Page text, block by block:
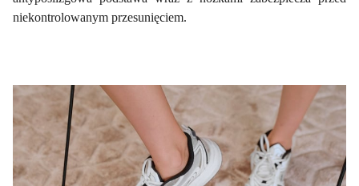
niekontrolowanym przesunięciem.